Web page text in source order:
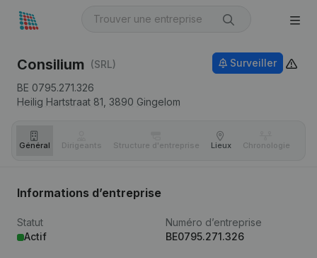
Consilium (SRL)
BE 0795.271.326
Heilig Hartstraat 81, 3890 Gingelom
Surveiller
Général Dirigeants Structure d'entreprise Lieux Chronologie
Informations d’entreprise
Statut
Actif
Numéro d’entreprise
BE0795.271.326